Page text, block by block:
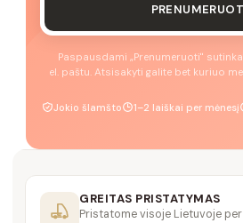
Paspausdami „Prenumeruoti"
el. paštu. Atsisakyti galite bet kuriuo
Jokio šlamšto 1–2 laiškai per mėnesį
GREITAS PRISTATYMAS
Pristatome visoje Lietuvoje